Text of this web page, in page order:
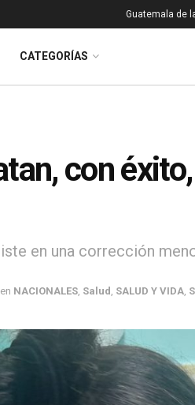
Guatemala de
CATEGORÍAS
con
en una corrección
en NACIONALES Salud SALUD Y VIDA